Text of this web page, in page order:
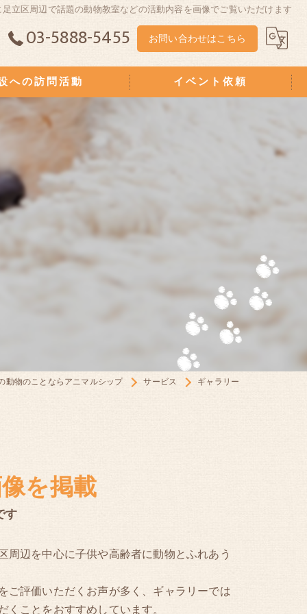
立区周辺で話題の動物教室などの活動内容を画像でご覧いただけます
03-5888-5455 お問い合わせはこちら
への訪問活動 イベント依頼
動物のことならアニマルシップ サービス ギャラリー
を掲載
す
辺を中心に子供や高齢者に動物とふれあう
評価いただくお声が多く、ギャラリーでは
ことをおすすめしています。